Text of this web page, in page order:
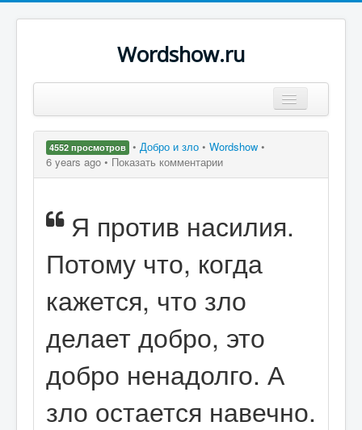
Wordshow.ru
Популярные цитаты
Поиск
4552 просмотров • Добро и зло • Wordshow •
6 years ago • Показать комментарии
Я против насилия.
Потому что, когда
кажется, что зло
делает добро, это
добро ненадолго. А
зло остается навечно.